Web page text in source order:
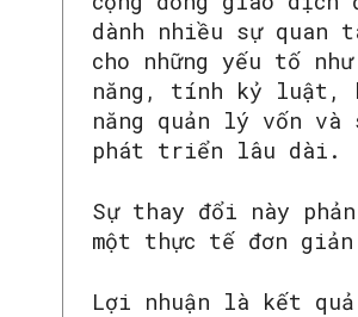
dành nhiều sự quan
cho những yếu tố
năng, tính kỷ luật,
năng quản lý vốn và
phát triển lâu dài.
Sự thay đổi này
một thực tế đơn
Lợi nhuận là kết